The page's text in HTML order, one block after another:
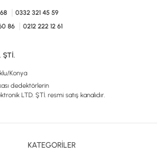
0332 321 45 59
86
0212 222 12 61
ŞTİ.
Konya
dedektörlerin
LTD. ŞTİ. resmi satış kanalıdır.
KATEGORİLER